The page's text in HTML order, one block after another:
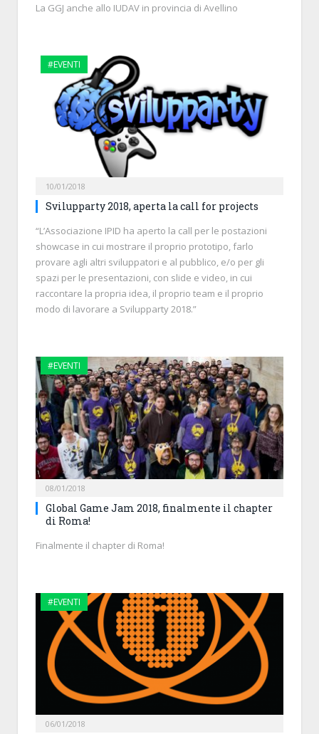
La GGJ anche allo IUDAV in provincia di Avellino
#EVENTI
10/01/2018
Svilupparty 2018, aperta la call for projects
“L’Associazione IPID ha aperto la call per le postazioni
showcase in cui mostrare il proprio prototipo, farlo
provare agli altri sviluppatori e al pubblico, e/o per gli
spazi per le presentazioni, con slide e video, in cui
raccontare la propria idea, il proprio team e il proprio
modo di lavorare a Svilupparty 2018.”
#EVENTI
08/01/2018
Global Game Jam 2018, finalmente il chapter
di Roma!
Finalmente il chapter di Roma!
#EVENTI
06/01/2018